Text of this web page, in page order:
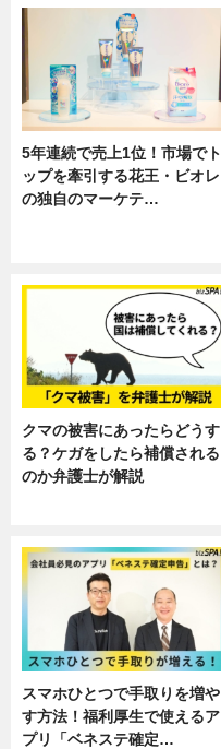
5年連続で売上1位！市場でト
ップを牽引する花王・ビオレ
の独自のマーケテ…
クマの被害にあったらどうす
る？ケガをしたら補償される
のか弁護士が解説
スマホひとつで手取りを増や
す方法！福利厚生で使えるア
プリ「ベネステ確定…